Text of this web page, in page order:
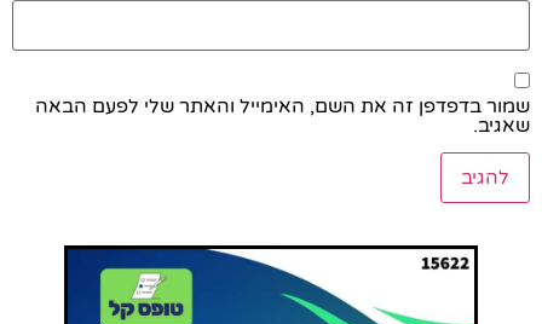
שמור בדפדפן זה את השם, האימייל והאתר שלי לפעם הבאה
שאגיב.